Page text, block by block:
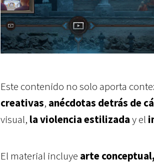
Este contenido no solo aporta
creativas, anécdotas detrás de
visual, la violencia estilizaday el
El material incluye arte